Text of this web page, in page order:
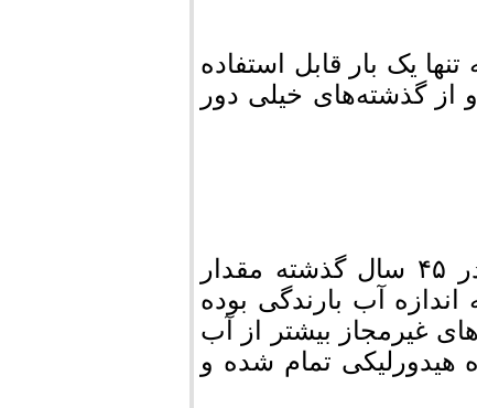
یک بار قابل استفاده
از گذشته‌های خیلی دور
عضو هیئت علمی دانشگاه شیراز معتقد است در ۴۵ سال گذشته مقدار
آب بارندگی بوده
غیرمجاز بیشتر از آب
هیدورلیکی تمام شده و